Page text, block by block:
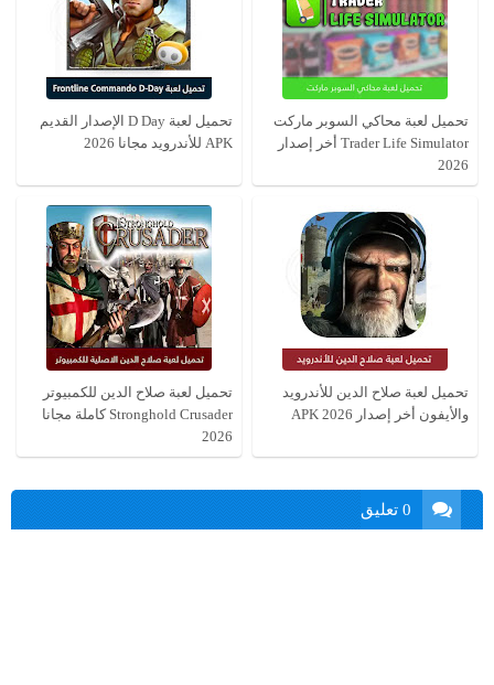
تحميل لعبة محاكي السوبر ماركت
Trader Life Simulator أخر إصدار
2026
تحميل لعبة D Day الإصدار القديم
APK للأندرويد مجانا 2026
تحميل لعبة صلاح الدين للأندرويد
والأيفون أخر إصدار APK 2026
تحميل لعبة صلاح الدين للكمبيوتر
Stronghold Crusader كاملة مجانا
2026
0 تعليق